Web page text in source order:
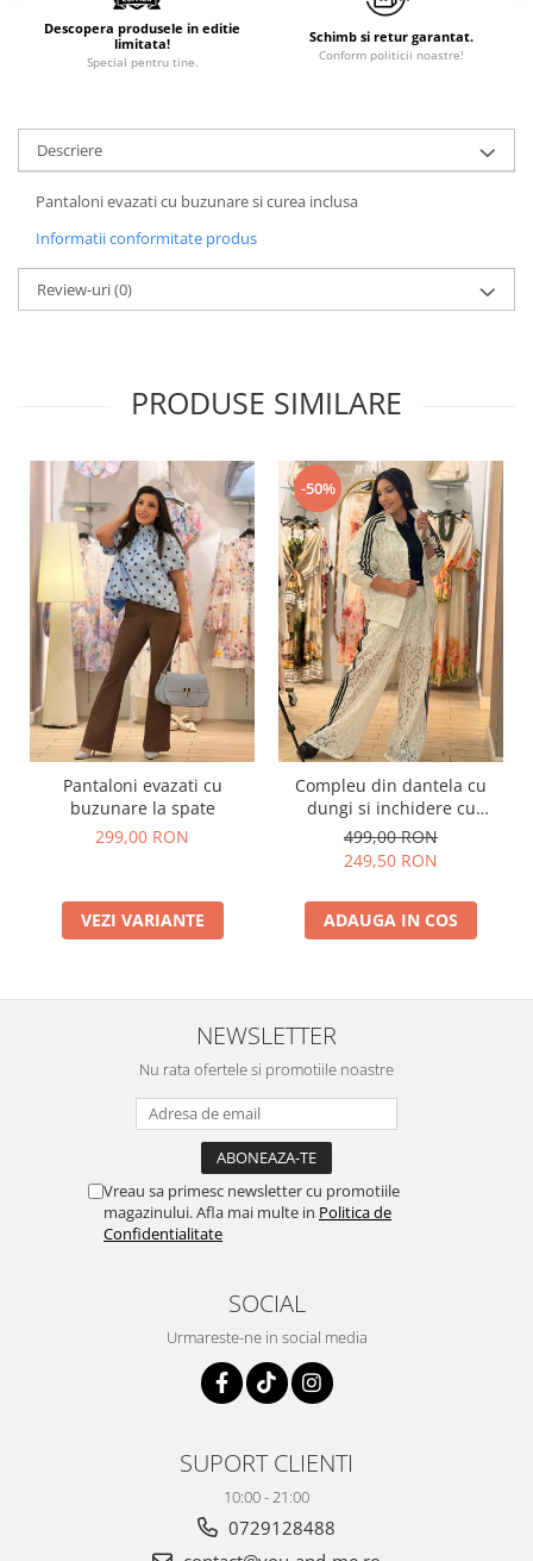
Descopera produsele in editie
limitata!
Special pentru tine.
Schimb si retur garantat.
Conform politicii noastre!
Descriere
Pantaloni evazati cu buzunare si curea inclusa
Informatii conformitate produs
Review-uri(0)
PRODUSE SIMILARE
Pantaloni evazati cu
buzunare la spate
299,00 RON
VEZI VARIANTE
-50%
Compleu din dantela cu
dungi si inchidere cu
fermoar
499,00 RON
249,50 RON
ADAUGA IN COS
NEWSLETTER
Nu rata ofertele si promotiile noastre
Vreau sa primesc newsletter cu promotiile
magazinului. Afla mai multe in Politica de
Confidentialitate
SOCIAL
Urmareste-ne in social media
SUPORT CLIENTI
10:00 - 21:00
0729128488